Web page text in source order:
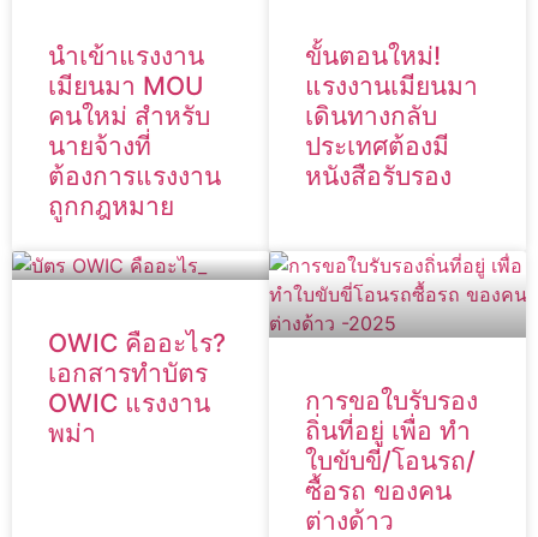
นำเข้าแรงงาน
เมียนมา MOU
คนใหม่ สำหรับ
นายจ้างที่
ต้องการแรงงาน
ถูกกฎหมาย
ขั้นตอนใหม่!
แรงงานเมียนมา
เดินทางกลับ
ประเทศต้องมี
หนังสือรับรอง
OWIC คืออะไร?
เอกสารทำบัตร
OWIC แรงงาน
พม่า
การขอใบรับรอง
ถิ่นที่อยู่ เพื่อ ทำ
ใบขับขี่/โอนรถ/
ซื้อรถ ของคน
ต่างด้าว